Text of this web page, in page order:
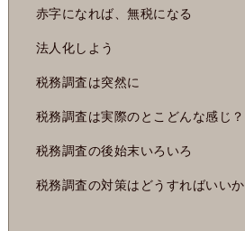
赤字になれば、無税になる
法人化しよう
税務調査は突然に
税務調査は実際のとこどんな感じ？
税務調査の後始末いろいろ
税務調査の対策はどうすればいいか